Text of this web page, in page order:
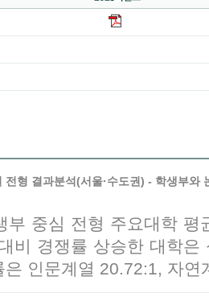
형 결과분석(서울·수도권) - 학생부와
부 중심 전형 주요대학 평
비 경쟁률 상승한 대학은
은 인문계열 20.72:1, 자연